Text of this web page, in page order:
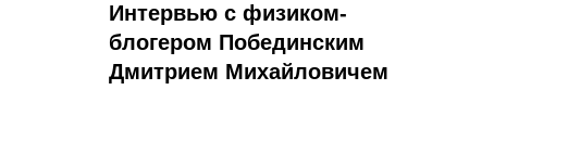
Интервью с физиком-
блогером Побединским
Дмитрием Михайловичем​